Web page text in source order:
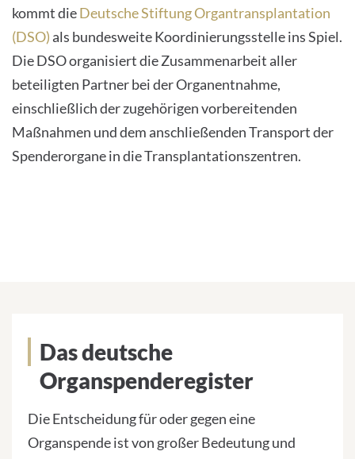
kommt dieDeutsche Stiftung Organtransplantation
(DSO)als bundesweite Koordinierungsstelle ins Spiel.
Die DSO organisiert die Zusammenarbeit aller
beteiligten Partner bei der Organentnahme,
einschließlich der zugehörigen vorbereitenden
Maßnahmen und dem anschließenden Transport der
Spenderorgane in die Transplantationszentren.
Das deutsche
Organspenderegister
Die Entscheidung für oder gegen eine
Organspende ist von großer Bedeutung und